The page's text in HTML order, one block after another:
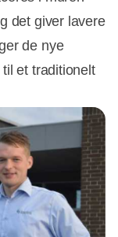
det giver lavere
de nye
et traditionelt